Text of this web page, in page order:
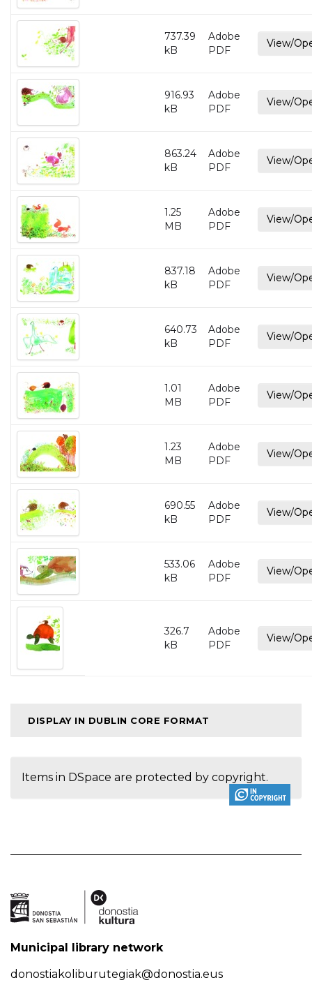
737.39
kB
Adobe
PDF
View/
916.93
kB
Adobe
PDF
View/
863.24
kB
Adobe
PDF
View/
1.25
MB
Adobe
PDF
View/
837.18
kB
Adobe
PDF
View/
640.73
kB
Adobe
PDF
View/
1.01
MB
Adobe
PDF
View/
1.23
MB
Adobe
PDF
View/
690.55
kB
Adobe
PDF
View/
533.06
kB
Adobe
PDF
View/
326.7
kB
Adobe
PDF
View/
DISPLAY IN DUBLIN CORE FORMAT
Items in DSpace are protected by copyright.
Municipal library network
donostiakoliburutegiak@donostia.eus